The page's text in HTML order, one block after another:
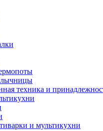
техника и
и мультикухни